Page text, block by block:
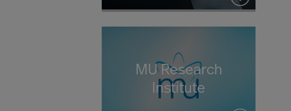
MU Research
Institute